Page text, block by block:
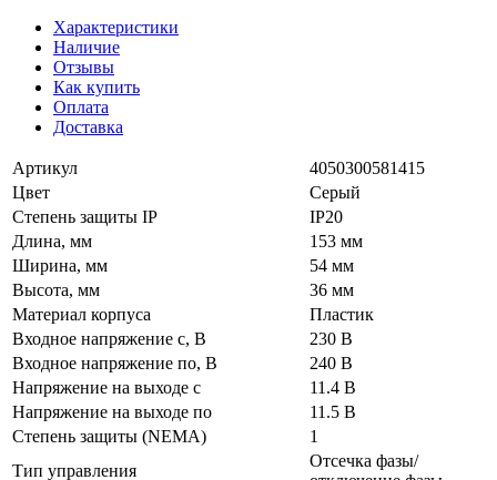
Характеристики
Наличие
Отзывы
Как купить
Оплата
Доставка
Артикул
4050300581415
Цвет
Серый
Степень защиты IP
IP20
Длина, мм
153 мм
Ширина, мм
54 мм
Высота, мм
36 мм
Материал корпуса
Пластик
Входное напряжение с, В
230 В
Входное напряжение по, В
240 В
Напряжение на выходе с
11.4 В
Напряжение на выходе по
11.5 В
Степень защиты (NEMA)
1
Тип управления
Отсечка фазы/